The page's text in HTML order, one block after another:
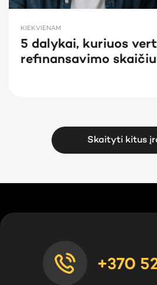
KIEKVIENAM
5 dalykai, kuriuos
refinansavimo
Skaityti kitus
+370